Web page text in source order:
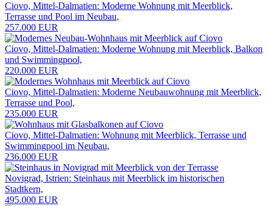
Ciovo, Mittel-Dalmatien: Moderne Wohnung mit Meerblick,
Terrasse und Pool im Neubau,
257.000 EUR
Ciovo, Mittel-Dalmatien: Moderne Wohnung mit Meerblick, Balkon
und Swimmingpool,
220.000 EUR
Ciovo, Mittel-Dalmatien: Moderne Neubauwohnung mit Meerblick,
Terrasse und Pool,
235.000 EUR
Ciovo, Mittel-Dalmatien: Wohnung mit Meerblick, Terrasse und
Swimmingpool im Neubau,
236.000 EUR
Novigrad, Istrien: Steinhaus mit Meerblick im historischen
Stadtkern,
495.000 EUR